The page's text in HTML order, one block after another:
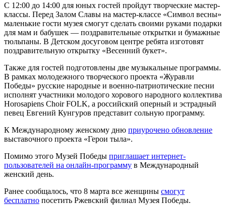
С 12:00 до 14:00 для юных гостей пройдут творческие мастер-
классы. Перед Залом Славы на мастер-классе «Символ весны»
маленькие гости музея смогут сделать своими руками подарки
для мам и бабушек — поздравительные открытки и бумажные
тюльпаны. В Детском досуговом центре ребята изготовят
поздравительную открытку «Весенний букет».
Также для гостей подготовлены две музыкальные программы.
В рамках молодежного творческого проекта «Журавли
Победы» русские народные и военно-патриотические песни
исполнят участники молодого хорового народного коллектива
Horosapiens Choir FOLK, а российский оперный и эстрадный
певец Евгений Кунгуров представит сольную программу.
К Международному женскому дню приурочено обновление
выставочного проекта «Герои тыла».
Помимо этого Музей Победы приглашает интернет-
пользователей на онлайн-программу в Международный
женский день.
Ранее сообщалось, что 8 марта все женщины смогут
бесплатно посетить Ржевский филиал Музея Победы.